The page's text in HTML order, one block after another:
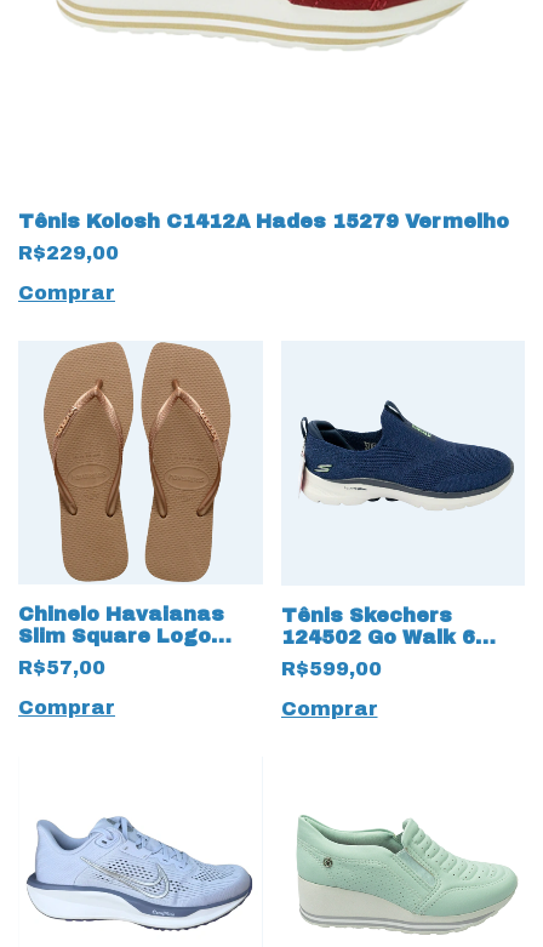
Tênis Kolosh C1412A Hades 15279 Vermelho
R$229,00
Comprar
Chinelo Havaianas
Slim Square Logo
Metalizado Dourado
R$57,00
Comprar
Tênis Skechers
124502 Go Walk 6
Glimmering 13564
com Hyper Pillars
R$599,00
Comprar